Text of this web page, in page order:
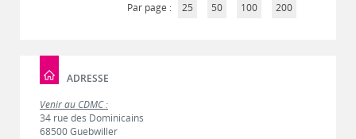
Par page :
25 50 100 200
ADRESSE
Venir au CDMC :
34 rue des Dominicains
68500 Guebwiller